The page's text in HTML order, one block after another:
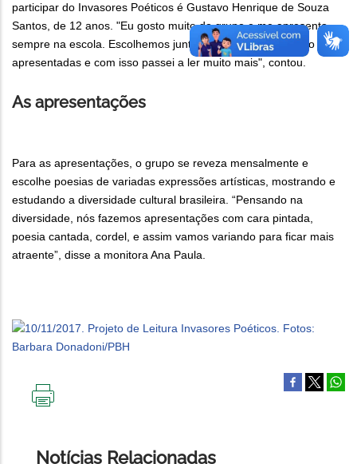
participar do Invasores Poéticos é Gustavo Henrique de Souza
Santos, de 12 anos. "Eu gosto muito do grupo e me apresento
sempre na escola. Escolhemos juntos as poesias que serão
apresentadas e com isso passei a ler muito mais", contou.
As apresentações
Para as apresentações, o grupo se reveza mensalmente e
escolhe poesias de variadas expressões artísticas, mostrando e
estudando a diversidade cultural brasileira. “Pensando na
diversidade, nós fazemos apresentações com cara pintada,
poesia cantada, cordel, e assim vamos variando para ficar mais
atraente”, disse a monitora Ana Paula.
Notícias Relacionadas